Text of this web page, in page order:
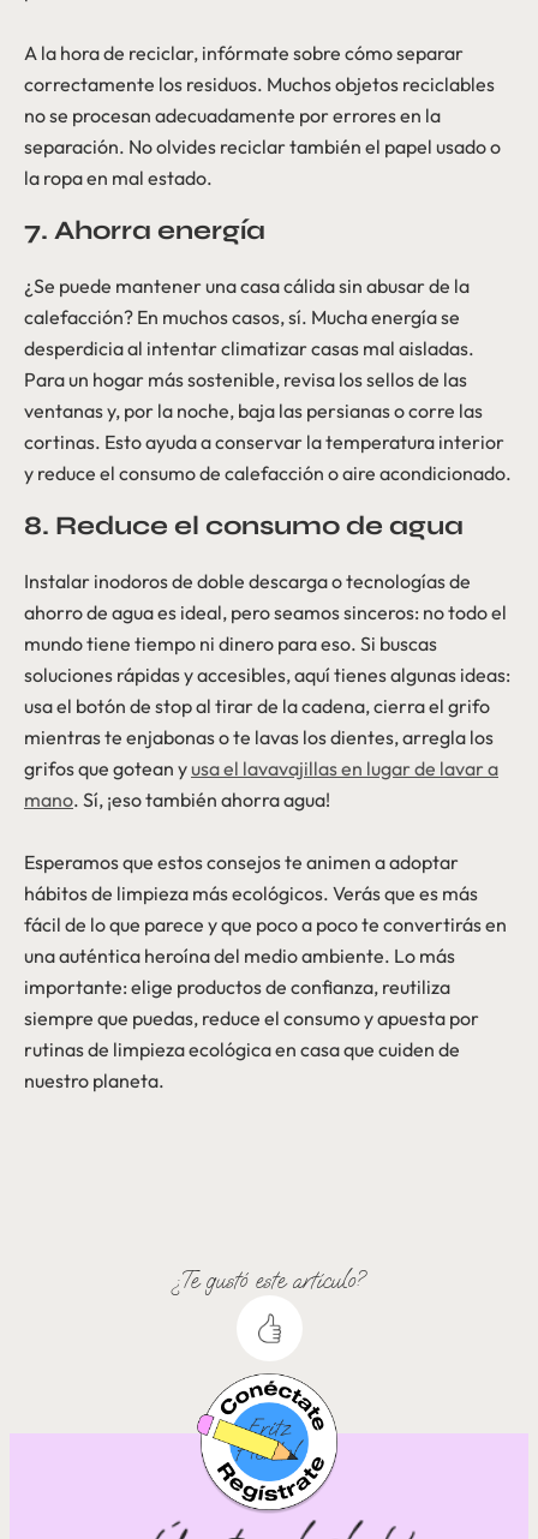
A la hora de reciclar, infórmate sobre cómo separar
correctamente los residuos. Muchos objetos reciclables
no se procesan adecuadamente por errores en la
separación. No olvides reciclar también el papel usado o
la ropa en mal estado.
7. Ahorra energía
¿Se puede mantener una casa cálida sin abusar de la
calefacción? En muchos casos, sí. Mucha energía se
desperdicia al intentar climatizar casas mal aisladas.
Para un hogar más sostenible, revisa los sellos de las
ventanas y, por la noche, baja las persianas o corre las
cortinas. Esto ayuda a conservar la temperatura interior
y reduce el consumo de calefacción o aire acondicionado.
8. Reduce el consumo de agua
Instalar inodoros de doble descarga o tecnologías de
ahorro de agua es ideal, pero seamos sinceros: no todo el
mundo tiene tiempo ni dinero para eso. Si buscas
soluciones rápidas y accesibles, aquí tienes algunas ideas:
usa el botón de stop al tirar de la cadena, cierra el grifo
mientras te enjabonas o te lavas los dientes, arregla los
grifos que gotean y usa el lavavajillas en lugar de lavar a
mano. Sí, ¡eso también ahorra agua!
Esperamos que estos consejos te animen a adoptar
hábitos de limpieza más ecológicos. Verás que es más
fácil de lo que parece y que poco a poco te convertirás en
una auténtica heroína del medio ambiente. Lo más
importante: elige productos de confianza, reutiliza
siempre que puedas, reduce el consumo y apuesta por
rutinas de limpieza ecológica en casa que cuiden de
nuestro planeta.
¿Te gustó este artículo?